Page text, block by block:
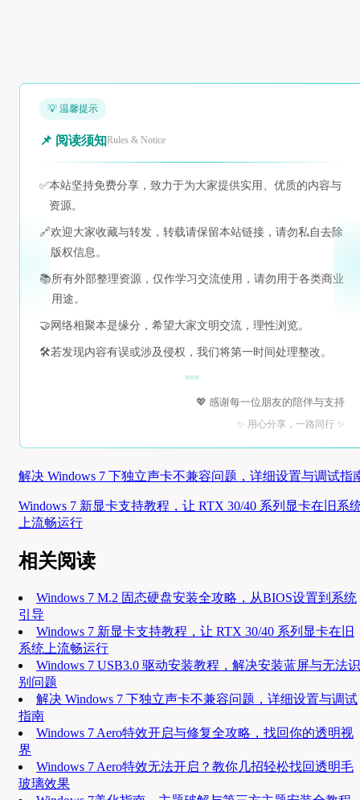
💡 温馨提示
📌 阅读须知Rules & Notice
✅本站坚持免费分享，致力于为大家提供实用、优质的内容与
资源。
🔗欢迎大家收藏与转发，转载请保留本站链接，请勿私自去除
版权信息。
📚所有外部整理资源，仅作学习交流使用，请勿用于各类商业
用途。
🤝 网络相聚本是缘分，希望大家文明交流，理性浏览。
🛠️若发现内容有误或涉及侵权，我们将第一时间处理整改。
💖 感谢每一位朋友的陪伴与支持
✨ 用心分享，一路同行 ✨
解决 Windows 7 下独立声卡不兼容问题，详细设置与调试指
Windows 7 新显卡支持教程，让 RTX 30/40 系列显卡在旧系
上流畅运行
相关阅读
Windows 7 M.2 固态硬盘安装全攻略，从BIOS设置到系统
引导
Windows 7 新显卡支持教程，让 RTX 30/40 系列显卡在旧
系统上流畅运行
Windows 7 USB3.0 驱动安装教程，解决安装蓝屏与无法识
别问题
解决 Windows 7 下独立声卡不兼容问题，详细设置与调试
指南
Windows 7 Aero特效开启与修复全攻略，找回你的透明视
界
Windows 7 Aero特效无法开启？教你几招轻松找回透明毛
玻璃效果